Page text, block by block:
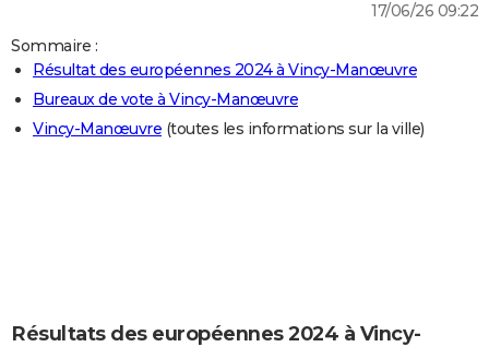
Guides de France
Escapades
Patrimoine
Expositions
Musées
Week-end nature
LIFESTYLE
Art de vivre
Bien-être
Loisirs
Mode
Modes de vie
CARTE DE VOEUX
17/06/26 09:22
Sommaire :
Résultat des européennes 2024 à Vincy-Manœuvre
Bureaux de vote à Vincy-Manœuvre
Vincy-Manœuvre (toutes les informations sur la ville)
Résultats des européennes 2024 à Vincy-